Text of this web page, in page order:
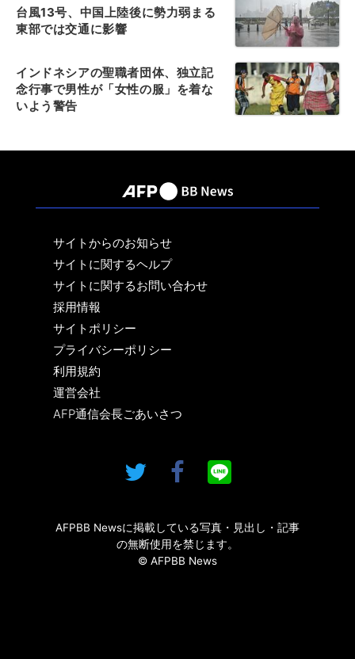
台風13号、中国上陸後に勢力弱まる
東部では交通に影響
インドネシアの聖職者団体、独立記
念行事で男性が「女性の服」を着な
いよう警告
サイトからのお知らせ
サイトに関するヘルプ
サイトに関するお問い合わせ
採用情報
サイトポリシー
プライバシーポリシー
利用規約
運営会社
AFP通信会長ごあいさつ
AFPBB Newsに掲載している写真・見出し・記事
の無断使用を禁じます。
© AFPBB News